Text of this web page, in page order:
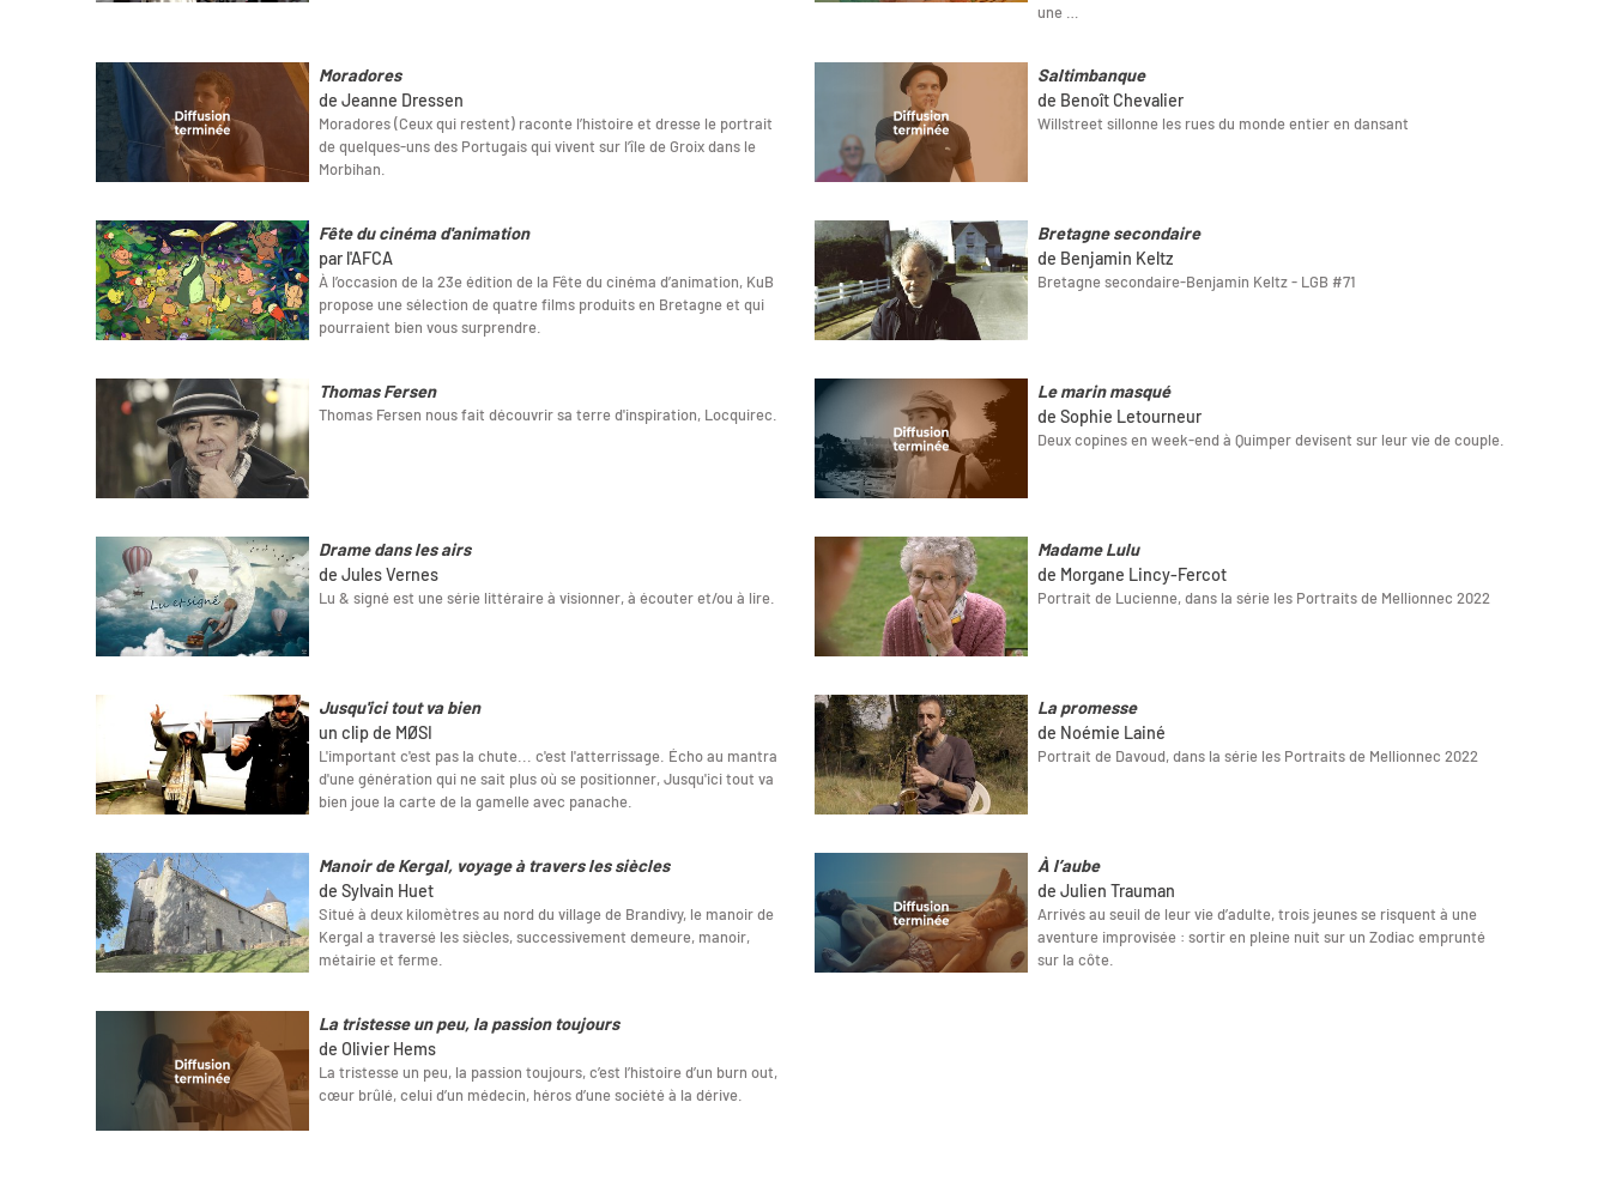
une …
Moradores
de Jeanne Dressen
Moradores (Ceux qui restent) raconte l’histoire et dresse le portrait
de quelques-uns des Portugais qui vivent sur l’île de Groix dans le
Morbihan.
Saltimbanque
de Benoît Chevalier
Willstreet sillonne les rues du monde entier en dansant
Fête du cinéma d'animation
par l'AFCA
À l’occasion de la 23e édition de la Fête du cinéma d’animation, KuB
propose une sélection de quatre films produits en Bretagne et qui
pourraient bien vous surprendre.
Bretagne secondaire
de Benjamin Keltz
Bretagne secondaire-Benjamin Keltz - LGB #71
Thomas Fersen
Thomas Fersen nous fait découvrir sa terre d'inspiration, Locquirec.
Le marin masqué
de Sophie Letourneur
Deux copines en week-end à Quimper devisent sur leur vie de couple.
Drame dans les airs
de Jules Vernes
Lu & signé est une série littéraire à visionner, à écouter et/ou à lire.
Madame Lulu
de Morgane Lincy-Fercot
Portrait de Lucienne, dans la série les Portraits de Mellionnec 2022
Jusqu'ici tout va bien
un clip de MØSI
L'important c'est pas la chute... c'est l'atterrissage. Écho au mantra
d'une génération qui ne sait plus où se positionner, Jusqu'ici tout va
bien joue la carte de la gamelle avec panache.
La promesse
de Noémie Lainé
Portrait de Davoud, dans la série les Portraits de Mellionnec 2022
Manoir de Kergal, voyage à travers les siècles
de Sylvain Huet
Situé à deux kilomètres au nord du village de Brandivy, le manoir de
Kergal a traversé les siècles, successivement demeure, manoir,
métairie et ferme.
À l’aube
de Julien Trauman
Arrivés au seuil de leur vie d’adulte, trois jeunes se risquent à une
aventure improvisée : sortir en pleine nuit sur un Zodiac emprunté
sur la côte.
La tristesse un peu, la passion toujours
de Olivier Hems
La tristesse un peu, la passion toujours, c’est l’histoire d’un burn out,
cœur brûlé, celui d’un médecin, héros d’une société à la dérive.